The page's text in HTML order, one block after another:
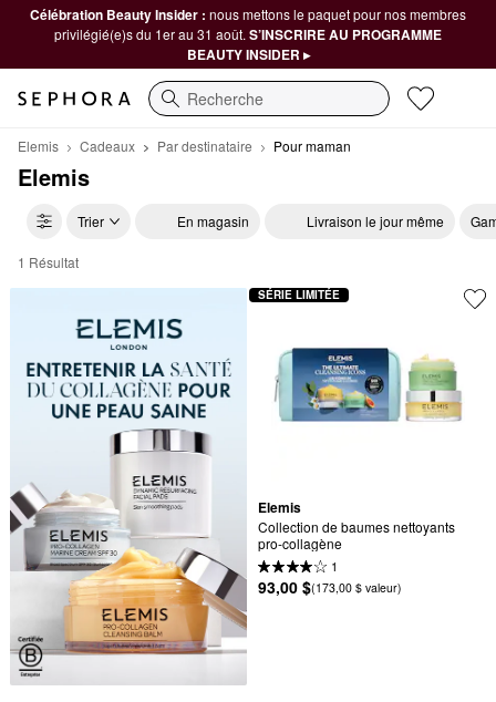
Célébration Beauty Insider : nous mettons le paquet pour nos membres
privilégié(e)s du 1er au 31 août. S’INSCRIRE AU PROGRAMME
BEAUTY INSIDER ▸
Recherche
Elemis Cadeaux Par destinataire Pour maman
Elemis
Trier En magasin Livraison le jour même
Elemis Pour maman
1 Résultat
Elemis
Collection de baumes nettoyants
pro-collagène
1
93,00 $(173,00 $ valeur)
SÉRIE LIMITÉE